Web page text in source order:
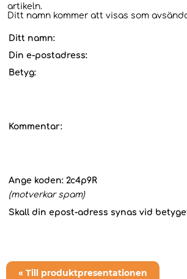
artikeln.
Ditt namn kommer att visas som
Ditt namn:
Din e-postadress:
Betyg:
Kommentar:
Ange koden: 2c4p9R
(motverkar spam)
Skall din epost-adress synas vid
« Till produktpresentationen